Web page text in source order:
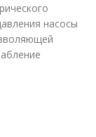
насосы